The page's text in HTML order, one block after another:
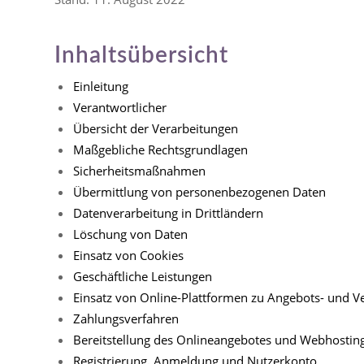
Inhaltsübersicht
Einleitung
Verantwortlicher
Übersicht der Verarbeitungen
Maßgebliche Rechtsgrundlagen
Sicherheitsmaßnahmen
Übermittlung von personenbezogenen Daten
Datenverarbeitung in Drittländern
Löschung von Daten
Einsatz von Cookies
Geschäftliche Leistungen
Einsatz von Online-Plattformen zu Angebots- und
Zahlungsverfahren
Bereitstellung des Onlineangebotes und